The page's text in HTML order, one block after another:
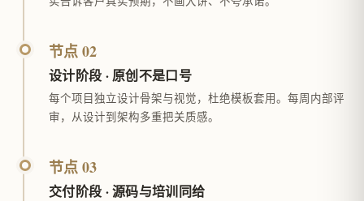
节点 02
设计阶段 · 原创不是口号
每个项目独立设计骨架与视觉，杜绝模板套用。每周内部评
审，从设计到架构多重把关质感。
节点 03
交付阶段 · 源码与培训同给